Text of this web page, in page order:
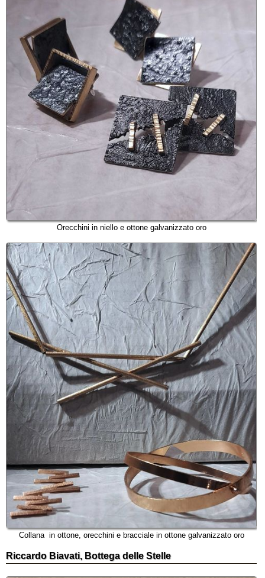
Orecchini in niello e ottone galvanizzato oro
Collana in ottone, orecchini e bracciale in ottone galvanizzato oro
Riccardo Biavati, Bottega delle Stelle